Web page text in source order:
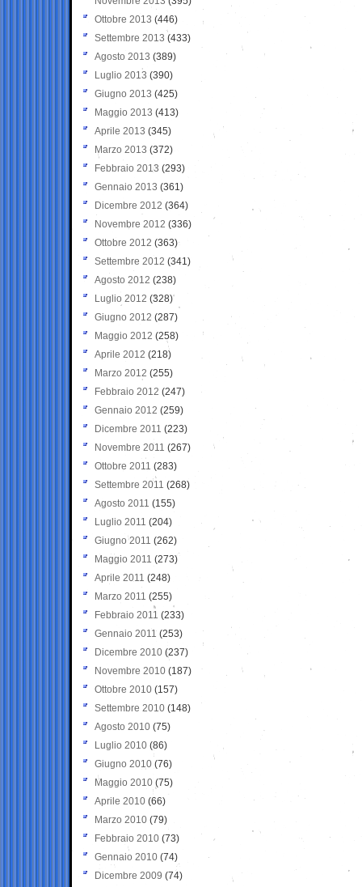
Ottobre 2013 (446)
Settembre 2013 (433)
Agosto 2013 (389)
Luglio 2013 (390)
Giugno 2013 (425)
Maggio 2013 (413)
Aprile 2013 (345)
Marzo 2013 (372)
Febbraio 2013 (293)
Gennaio 2013 (361)
Dicembre 2012 (364)
Novembre 2012 (336)
Ottobre 2012 (363)
Settembre 2012 (341)
Agosto 2012 (238)
Luglio 2012 (328)
Giugno 2012 (287)
Maggio 2012 (258)
Aprile 2012 (218)
Marzo 2012 (255)
Febbraio 2012 (247)
Gennaio 2012 (259)
Dicembre 2011 (223)
Novembre 2011 (267)
Ottobre 2011 (283)
Settembre 2011 (268)
Agosto 2011 (155)
Luglio 2011 (204)
Giugno 2011 (262)
Maggio 2011 (273)
Aprile 2011 (248)
Marzo 2011 (255)
Febbraio 2011 (233)
Gennaio 2011 (253)
Dicembre 2010 (237)
Novembre 2010 (187)
Ottobre 2010 (157)
Settembre 2010 (148)
Agosto 2010 (75)
Luglio 2010 (86)
Giugno 2010 (76)
Maggio 2010 (75)
Aprile 2010 (66)
Marzo 2010 (79)
Febbraio 2010 (73)
Gennaio 2010 (74)
Dicembre 2009 (74)